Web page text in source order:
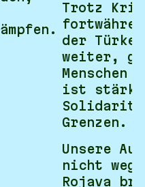
Trotz
der
weiter,
Menschen
ist
Grenzen.
Unsere
nicht
Rojava